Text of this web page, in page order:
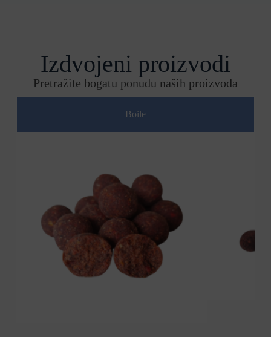
Izdvojeni proizvodi
Pretražite bogatu ponudu naših proizvoda
Boile